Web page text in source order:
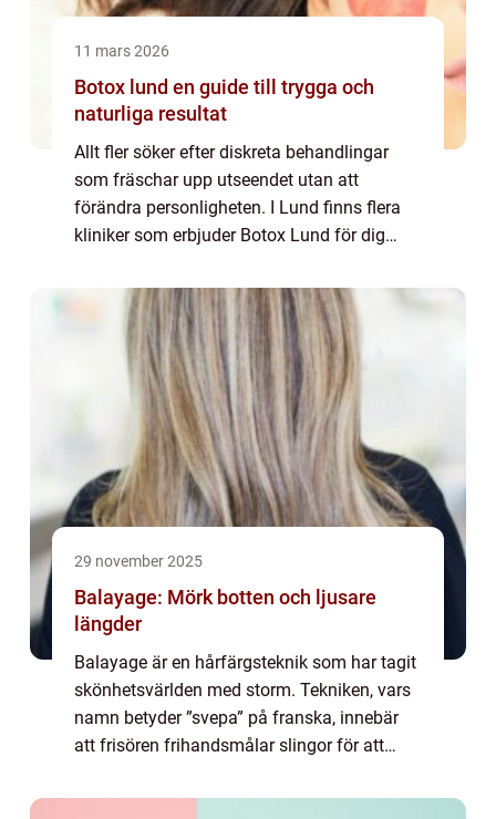
11 mars 2026
Botox lund en guide till trygga och
naturliga resultat
Allt fler söker efter diskreta behandlingar
som fräschar upp utseendet utan att
förändra personligheten. I Lund finns flera
kliniker som erbjuder Botox Lund för dig
och skapa ett piggare uttryck. Samtidigt är
29 november 2025
Balayage: Mörk botten och ljusare
längder
Balayage är en hårfärgsteknik som har tagit
skönhetsvärlden med storm. Tekniken, vars
namn betyder ”svepa” på franska, innebär
att frisören frihandsmålar slingor för att